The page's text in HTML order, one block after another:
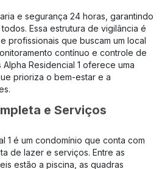
e segurança 24 horas, garantindo
Essa estrutura de vigilância é
profissionais que buscam um local
contínuo e controle de
Residencial 1 oferece uma
prioriza o bem-estar e a
e Serviços
1 é um condomínio que conta com
de lazer e serviços. Entre as
estão a piscina, as quadras